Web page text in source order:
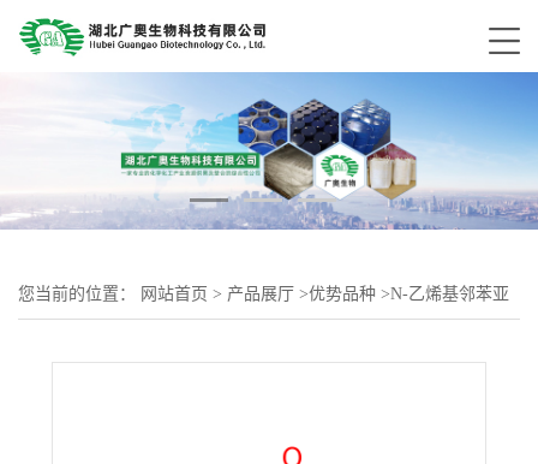
您当前的位置： 网站首页 > 产品展厅 >优势品种 >N-乙烯基邻苯亚